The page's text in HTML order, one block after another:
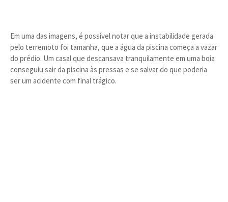
Em uma das imagens, é possível notar que a instabilidade gerada
pelo terremoto foi tamanha, que a água da piscina começa a vazar
do prédio. Um casal que descansava tranquilamente em uma boia
conseguiu sair da piscina às pressas e se salvar do que poderia
ser um acidente com final trágico.